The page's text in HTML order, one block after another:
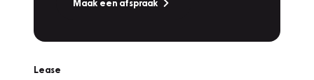
Maak een afspraak
Lease